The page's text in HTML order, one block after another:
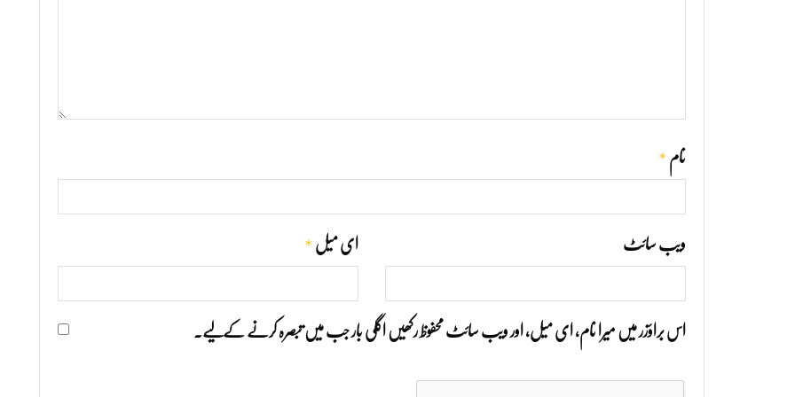
نام *
ای میل * ویب‌ سائٹ
اس براؤزر میں میرا نام، ای میل، اور ویب سائٹ محفوظ رکھیں اگلی بار جب میں تبصرہ کرنے کےلیے۔